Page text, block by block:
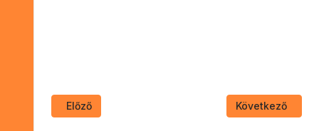
Előző cikk: FELHÍVÁS PARTNERSÉGI
Előző Következő cikk:
Következő